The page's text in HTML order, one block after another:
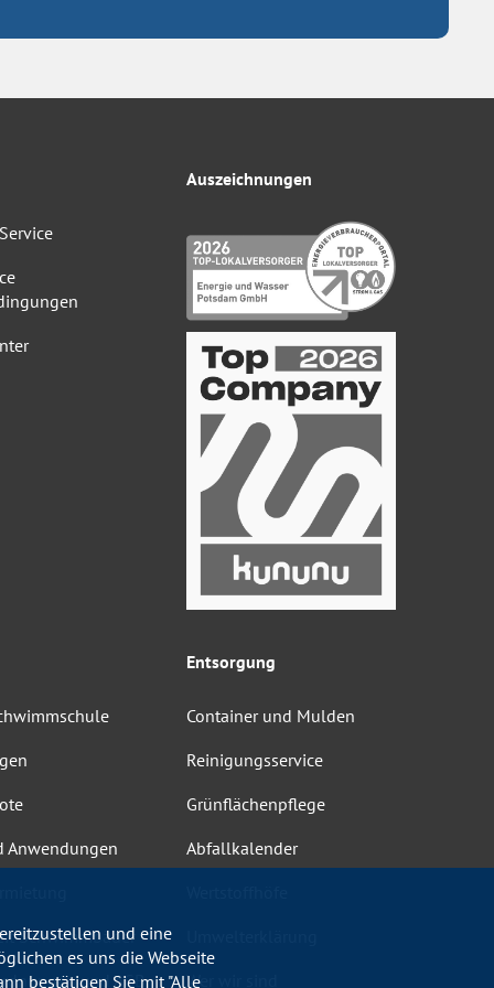
Anwendungen
Schwimmbäder
und AGB
Entsorgung
Container und Mulden
Reinigungsservice
Grünflächenpflege
Abfallkalender
Wer wir sind
Auszeichnungen
und eine
es uns die Webseite
bestätigen Sie mit "Alle